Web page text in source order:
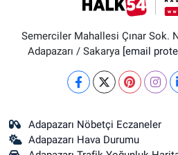
Semerciler Mahallesi Çınar Sok.
Adapazarı / Sakarya [email
Adapazarı Nöbetçi Eczaneler
Adapazarı Hava Durumu